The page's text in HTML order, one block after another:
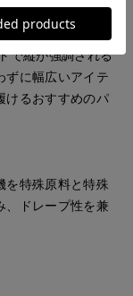
トップスをインに
ぎず、腰から真
で縦が強調される
ずに幅広いアイテ
けるおすすめのパ
を特殊原料と特殊
、ドレープ性を兼